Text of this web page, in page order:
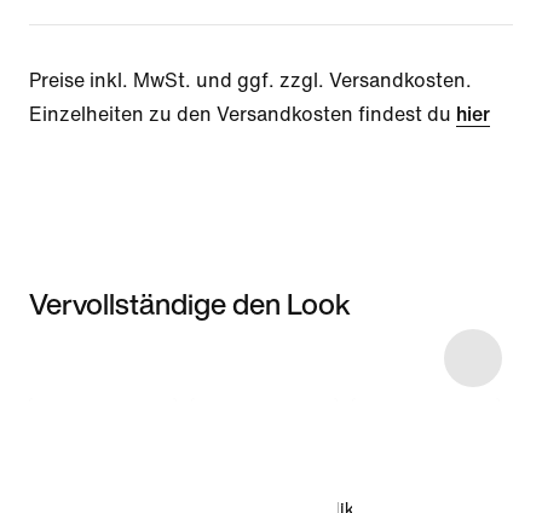
Preise inkl. MwSt. und ggf. zzgl. Versandkosten.
Einzelheiten zu den Versandkosten findest du hier
Vervollständige den Look